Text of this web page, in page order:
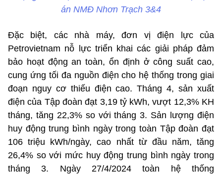
án NMĐ Nhơn Trạch 3&4
Đặc biệt, các nhà máy, đơn vị điện lực của
Petrovietnam nỗ lực triển khai các giải pháp đảm
bảo hoạt động an toàn, ổn định ở công suất cao,
cung ứng tối đa nguồn điện cho hệ thống trong giai
đoạn nguy cơ thiếu điện cao. Tháng 4, sản xuất
điện của Tập đoàn đạt 3,19 tỷ kWh, vượt 12,3% KH
tháng, tăng 22,3% so với tháng 3. Sản lượng điện
huy động trung bình ngày trong toàn Tập đoàn đạt
106 triệu kWh/ngày, cao nhất từ đầu năm, tăng
26,4% so với mức huy động trung bình ngày trong
tháng 3. Ngày 27/4/2024 toàn hệ thống